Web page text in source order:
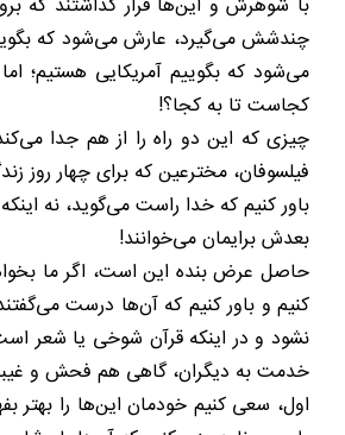
با شوهرش و این‌ها قرار گذاشتند که
چندشش می‌گیرد، عارش می‌شود که
می‌شود که بگوییم آمریکایی هستیم؛
کجاست تا به کجا؟!
چیزی که این دو راه را از هم جدا
فیلسوفان، مخترعین که برای چهار روز
باور کنیم که خدا راست می‌گوید، نه
بعدش برایمان می‌خوانند!
حاصل عرض بنده این است، اگر ما
کنیم و باور کنیم که آن‌ها درست
نشود و در اینکه قرآن شوخی یا شعر
خدمت به دیگران، گاهی هم فحش و
اول، سعی کنیم خودمان این‌ها را بهتر